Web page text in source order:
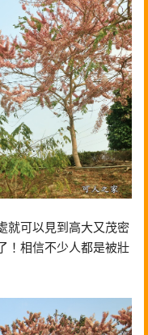
就可以見到高大又茂密
！相信不少人都是被壯